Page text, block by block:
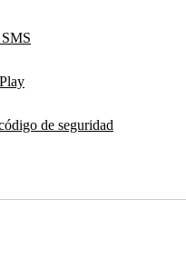
de seguridad